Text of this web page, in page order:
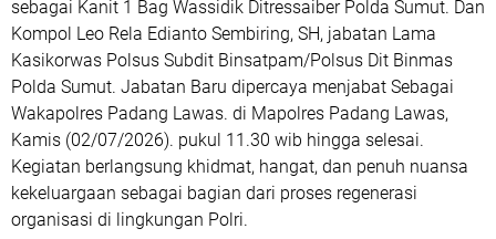
sebagai Kanit 1 Bag Wassidik Ditressaiber Polda Sumut. Dan
Kompol Leo Rela Edianto Sembiring, SH, jabatan Lama
Kasikorwas Polsus Subdit Binsatpam/Polsus Dit Binmas
Polda Sumut. Jabatan Baru dipercaya menjabat Sebagai
Wakapolres Padang Lawas. di Mapolres Padang Lawas,
Kamis (02/07/2026). pukul 11.30 wib hingga selesai.
Kegiatan berlangsung khidmat, hangat, dan penuh nuansa
kekeluargaan sebagai bagian dari proses regenerasi
organisasi di lingkungan Polri.